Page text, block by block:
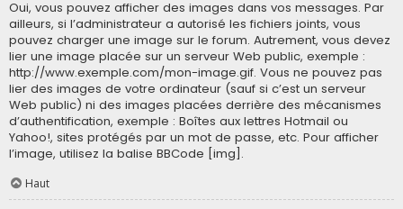
Oui, vous pouvez afficher des images dans vos messages. Par
ailleurs, si l’administrateur a autorisé les fichiers joints, vous
pouvez charger une image sur le forum. Autrement, vous devez
lier une image placée sur un serveur Web public, exemple :
http://www.exemple.com/mon-image.gif. Vous ne pouvez pas
lier des images de votre ordinateur (sauf si c’est un serveur
Web public) ni des images placées derrière des mécanismes
d’authentification, exemple : Boîtes aux lettres Hotmail ou
Yahoo!, sites protégés par un mot de passe, etc. Pour afficher
l’image, utilisez la balise BBCode [img].
Haut